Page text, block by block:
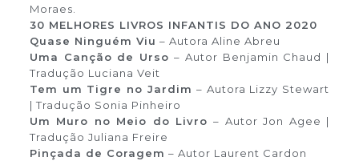
Moraes.
30 MELHORES LIVROS INFANTIS DO ANO 2020
Quase Ninguém Viu – Autora Aline Abreu
Uma Canção de Urso – Autor Benjamin Chaud |
Tradução Luciana Veit
Tem um Tigre no Jardim – Autora Lizzy Stewart
| Tradução Sonia Pinheiro
Um Muro no Meio do Livro – Autor Jon Agee |
Tradução Juliana Freire
Pinçada de Coragem – Autor Laurent Cardon